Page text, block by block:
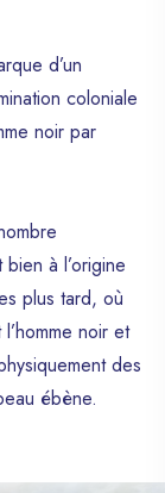
d’un
coloniale
noir par
à l’origine
plus tard, où
noir et
des
ébène.